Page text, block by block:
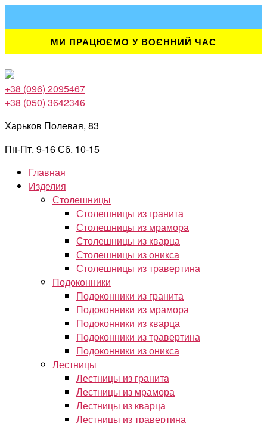
содержимомуМИ ПРАЦЮЄМО У ВОЄННИЙ ЧАС
+38 (096) 2095467
+38 (050) 3642346
Харьков Полевая, 83
Пн-Пт. 9-16 Сб. 10-15
Главная
Изделия
Столешницы
Столешницы из гранита
Столешницы из мрамора
Столешницы из кварца
Столешницы из оникса
Столешницы из травертина
Подоконники
Подоконники из гранита
Подоконники из мрамора
Подоконники из кварца
Подоконники из травертина
Подоконники из оникса
Лестницы
Лестницы из гранита
Лестницы из мрамора
Лестницы из кварца
Лестницы из травертина